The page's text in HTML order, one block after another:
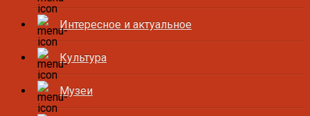
Интересное и актуальное
Культура
Музеи